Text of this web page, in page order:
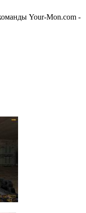
Your-Mon.com -